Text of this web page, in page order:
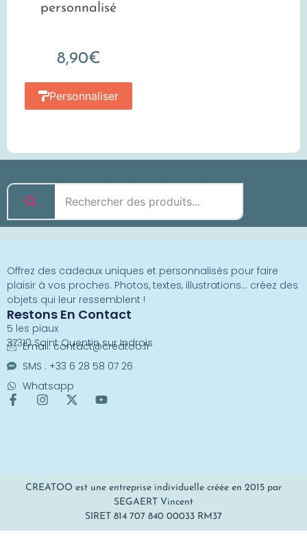
personnalisé
8,90€
Personnaliser
Offrez des cadeaux uniques et personnalisés pour faire
plaisir à vos proches. Photos, textes, illustrations… créez des
objets qui leur ressemblent !
Restons En Contact
5 les piaux
37310 Saint Quentin sur Indrois
Email:contact@creatoo.fr
SMS : +33 6 28 58 07 26
Whatsapp
CREATOO est une entreprise individuelle créée en 2015 par
SEGAERT Vincent
SIRET 814 707 840 00033 RM37